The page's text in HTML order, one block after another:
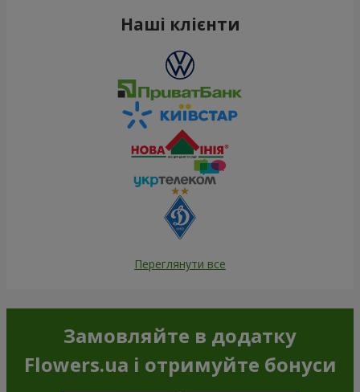
Наші клієнти
Переглянути все
Замовляйте в додатку
Flowers.ua і отримуйте бонуси